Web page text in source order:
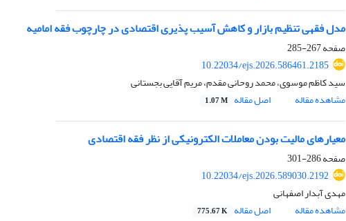
مدل فقهی تنظیم بازار و کاهش آسیب پذیری اقتصادی در چارچوب فقه امامیه
صفحه267-285
10.22034/ejs.2026.586461.2185
سید کاظم موسوی، محمد روحانی مقدم، مریم آقایی بجستانی
مشاهده مقاله
اصل مقاله 1.07 M
معیارهای مالیت بودن معاملات الکترونیکی از نظر فقه اقتصادی
صفحه286-301
10.22034/ejs.2026.589030.2192
مهدی آبدار اصفهانی
مشاهده مقاله
اصل مقاله 775.67 K